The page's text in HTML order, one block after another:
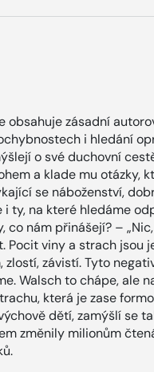
obsahuje zásadní
i hledání
o své duchovní
a klade mu otázky,
se náboženství,
i ty, na které hledáme
co nám přinášejí? –
Pocit viny a strach jsou
zlostí, závistí. Tyto
Walsch to chápe, ale
která je zase
dětí, zamýšlí se
změnily milionům